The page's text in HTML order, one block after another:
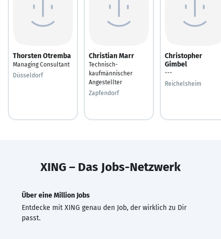
Thorsten Otremba
Managing Consultant
Düsseldorf
Christian Marr
Technisch-
kaufmännischer
Angestellter
Zapfendorf
Christopher
Gimbel
---
Reichelsheim
XING – Das Jobs-Netzwerk
Über eine Million Jobs
Entdecke mit XING genau den Job, der wirklich zu Dir
passt.